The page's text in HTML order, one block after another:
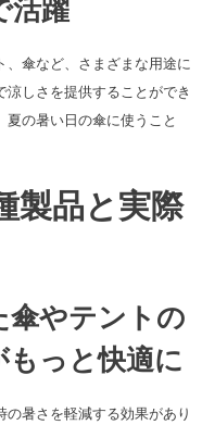
活躍
傘など、さまざまな用途に
しさを提供することができ
の暑い日の傘に使うこと
製品と実際
傘やテントの
もっと快適に
暑さを軽減する効果があり